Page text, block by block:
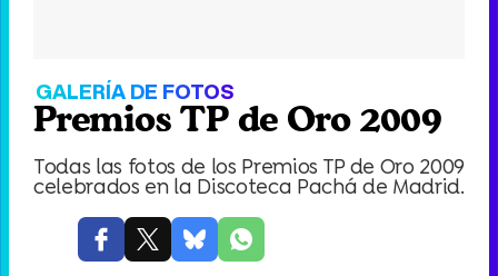
GALERÍA DE FOTOS
Premios TP de Oro 2009
Todas las fotos de los Premios TP de Oro 2009
celebrados en la Discoteca Pachá de Madrid.